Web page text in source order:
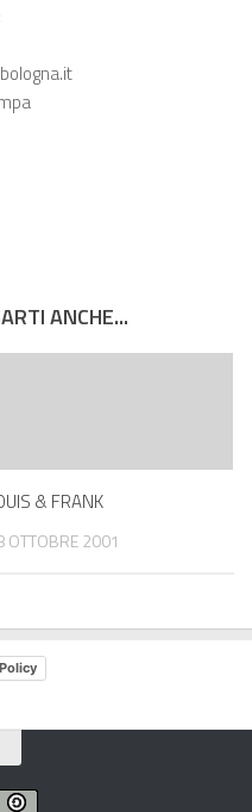
ANCHE...
& FRANK
OTTOBRE 2001